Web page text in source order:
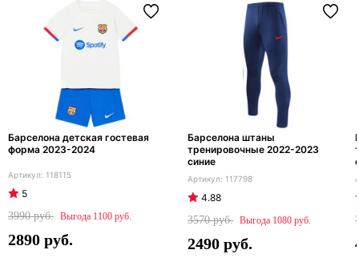
Барселона детская гостевая
форма 2023-2024
118115
5
3990
1100
2890
Барселона штаны
тренировочные 2022-2023
синие
117798
4.88
3570
1080
2490